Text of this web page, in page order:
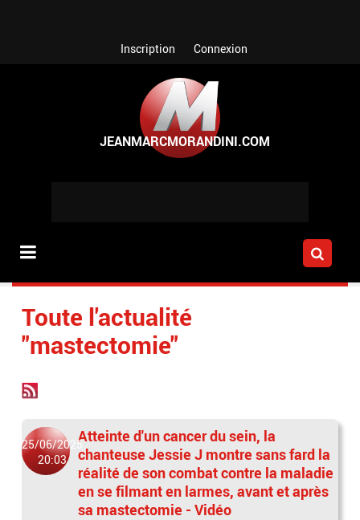
Inscription Connexion
Toute l'actualité
"mastectomie"
25/06/2025
20:03
Atteinte d'un cancer du sein, la
chanteuse Jessie J montre sans fard la
réalité de son combat contre la maladie
en se filmant en larmes, avant et après
sa mastectomie - Vidéo